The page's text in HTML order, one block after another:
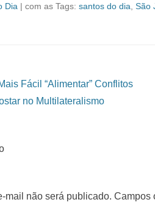
Dia | com as Tags: santos do dia São
Fácil “Alimentar” Conflitos
no Multilateralismo
mail não será publicado. Campos